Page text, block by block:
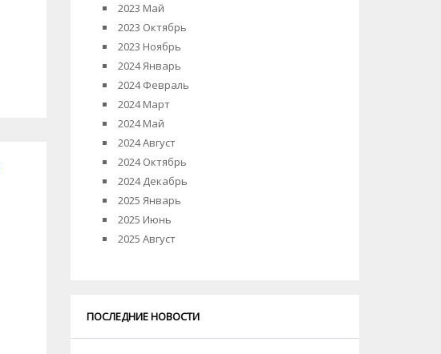
2023 Май
2023 Октябрь
2023 Ноябрь
2024 Январь
2024 Февраль
2024 Март
2024 Май
2024 Август
2024 Октябрь
2024 Декабрь
2025 Январь
2025 Июнь
2025 Август
ПОСЛЕДНИЕ НОВОСТИ